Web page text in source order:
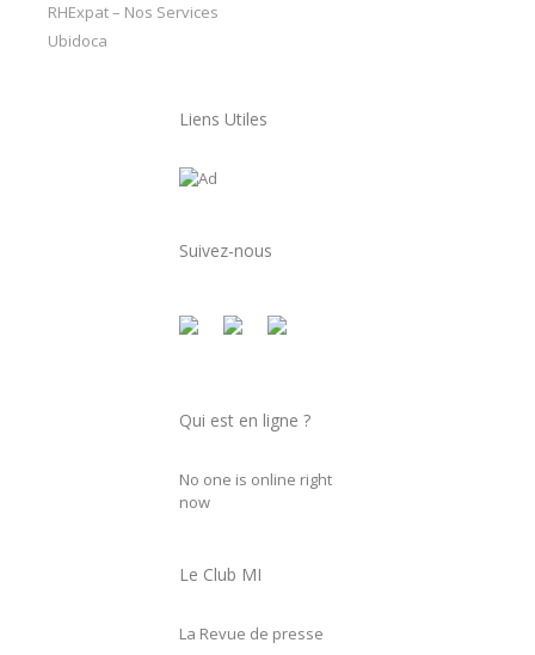
RHExpat – Nos Services
Ubidoca
Liens Utiles
Suivez-nous
Qui est en ligne ?
No one is online right
now
Le Club MI
La Revue de presse